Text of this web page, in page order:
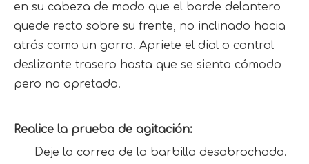
en su cabeza de modo que el borde delantero
quede recto sobre su frente, no inclinado hacia
atrás como un gorro. Apriete el dial o control
deslizante trasero hasta que se sienta cómodo
pero no apretado.
Realice la prueba de agitación:
Deje la correa de la barbilla desabrochada.